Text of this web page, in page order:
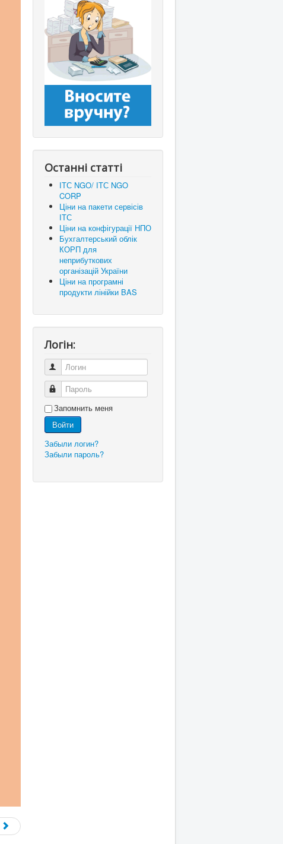
Останні статті
ІТС NGO/ ІТС NGO
CORP
Ціни на пакети сервісів
ІТС
Ціни на конфігурації НПО
Бухгалтерський облік
КОРП для
неприбуткових
організацій України
Ціни на програмні
продукти лінійки BAS
Логін:
Логин
Пароль
Запомнить меня
Войти
Забыли логин?
Забыли пароль?